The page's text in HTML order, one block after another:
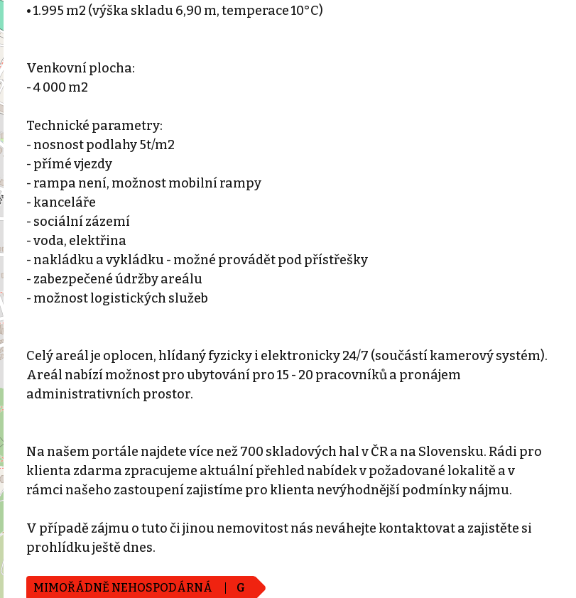
• 1.995 m2 (výška skladu 6,90 m, temperace 10°C)
Venkovní plocha:
- 4 000 m2
Technické parametry:
- nosnost podlahy 5t/m2
- přímé vjezdy
- rampa není, možnost mobilní rampy
- kanceláře
- sociální zázemí
- voda, elektřina
- nakládku a vykládku - možné provádět pod přístřešky
- zabezpečené údržby areálu
- možnost logistických služeb
Celý areál je oplocen, hlídaný fyzicky i elektronicky 24/7 (součástí kamerový systém).
Areál nabízí možnost pro ubytování pro 15 - 20 pracovníků a pronájem
administrativních prostor.
Na našem portále najdete více než 700 skladových hal v ČR a na Slovensku. Rádi pro
klienta zdarma zpracujeme aktuální přehled nabídek v požadované lokalitě a v
rámci našeho zastoupení zajistíme pro klienta nevýhodnější podmínky nájmu.
V případě zájmu o tuto či jinou nemovitost nás neváhejte kontaktovat a zajistěte si
prohlídku ještě dnes.
MIMOŘÁDNĚ NEHOSPODÁRNÁ G